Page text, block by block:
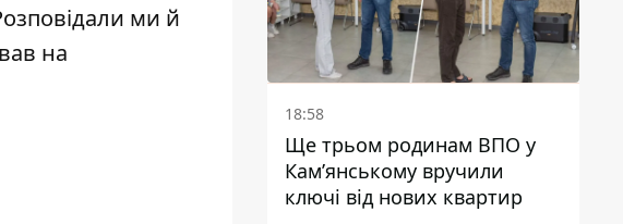
ми й
на
18:58
Ще трьом родинам ВПО у
Кам’янському вручили
ключі від нових квартир